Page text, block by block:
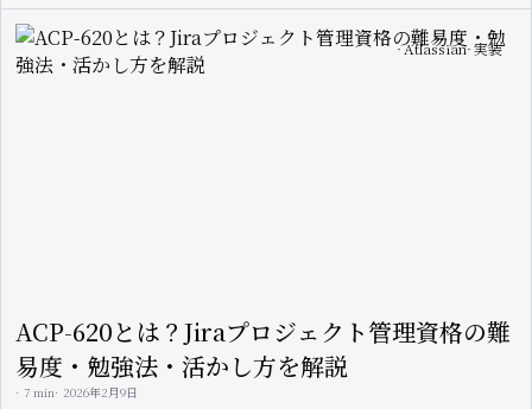
Image Atlassian 実装
ACP-620とは？Jiraプロジェクト管理資格の難
易度・勉強法・活かし方を解説
7 min 2026年2月9日